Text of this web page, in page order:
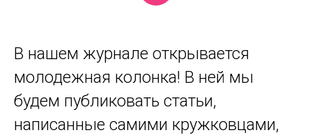
В нашем журнале открывается
молодежная колонка! В ней мы
будем публиковать статьи,
написанные самими кружковцами,